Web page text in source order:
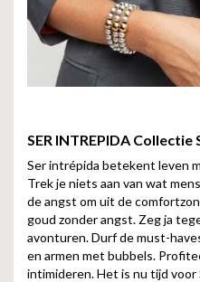
SER INTREPIDA Collectie
Ser intrépida betekent leven
Trek je niets aan van wat
de angst om uit de
goud zonder angst. Zeg ja
avonturen. Durf de must-
en armen met bubbels.
intimideren. Het is nu tijd voor